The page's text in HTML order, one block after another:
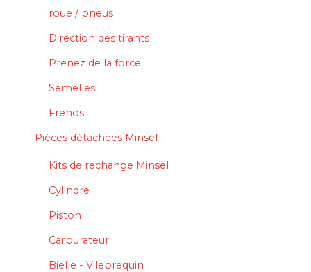
roue / pneus
Direction des tirants
Prenez de la force
Semelles
Frenos
Pièces détachées Minsel
Kits de rechange Minsel
Cylindre
Piston
Carburateur
Bielle - Vilebrequin